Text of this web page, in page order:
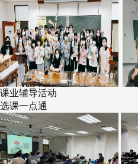
课业辅导活动
选课一点通